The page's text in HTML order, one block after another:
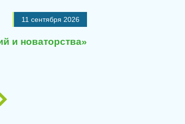
11 сентября 2026
и новаторства»